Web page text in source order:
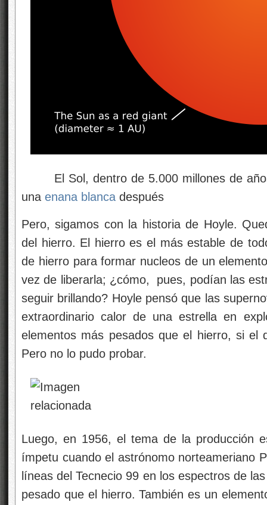
El Sol, dentro de 5.000 millones de
una enana blanca después
Pero, sigamos con la historia de Hoyle.
del hierro. El hierro es el más estable de
de hierro para formar nucleos de un
vez de liberarla; ¿cómo, pues, podían las
seguir brillando? Hoyle pensó que las
extraordinario calor de una estrella en
elementos más pesados que el hierro, si el
Pero no lo pudo probar.
Luego, en 1956, el tema de la producción
ímpetu cuando el astrónomo norteameriano
líneas del Tecnecio 99 en los espectros de
pesado que el hierro. También es un